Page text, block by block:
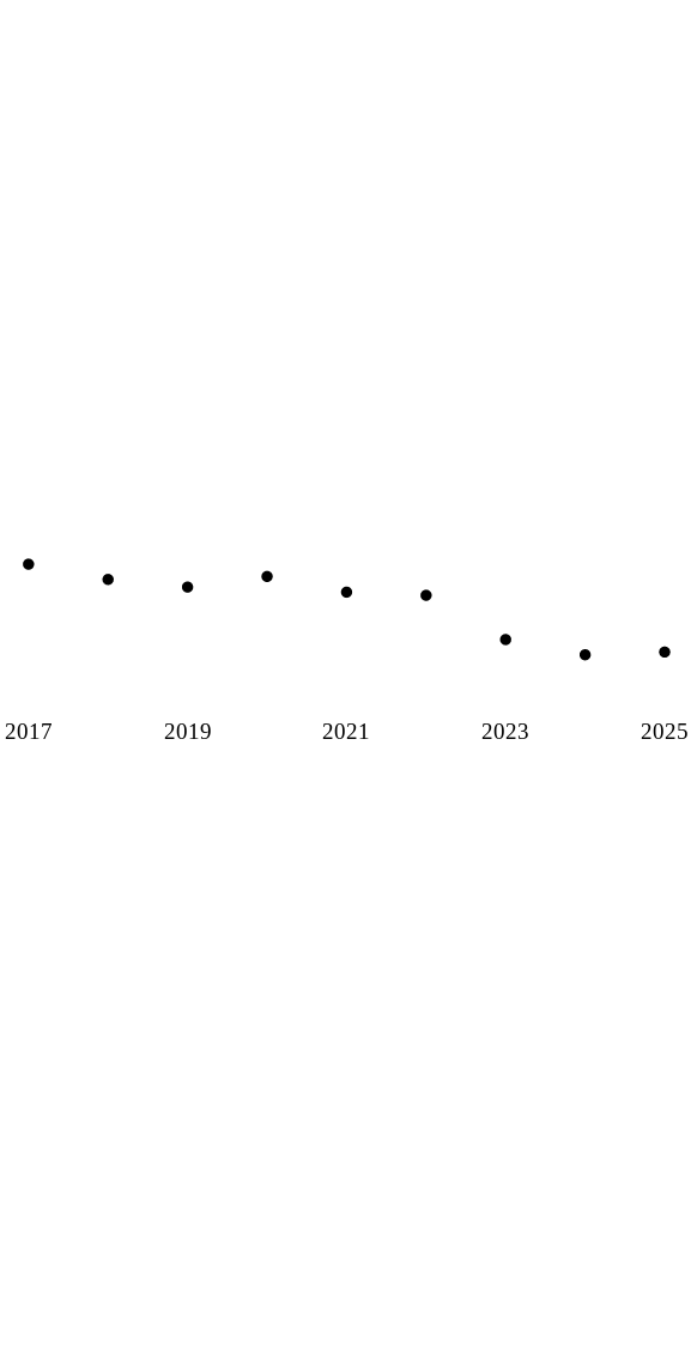
2017 2019 2021 2023 2025